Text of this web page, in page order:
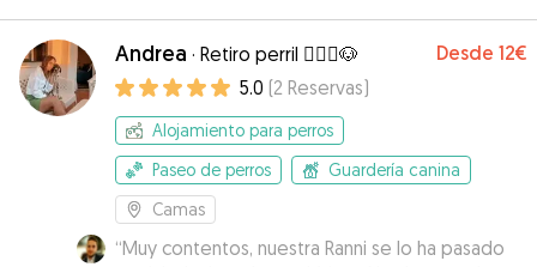
Andrea · Retiro perril 🧘🏼‍♀️🐶 Desde 12€
5.0 (2 Reservas)
Alojamiento para perros
Paseo de perros
Guardería canina
Camas
“Muy contentos, nuestra Ranni se lo ha pasado